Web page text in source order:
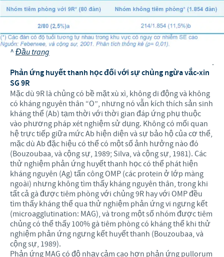
^Đầu trang
.
Phản ứng huyết thanh học đối với sự chủng ngừa vắc-xin
SG 9R
Mặc dù 9R là chủng có bề mặt xù xì, không di động và không
có kháng nguyên thân “O”, nhưng nó vẫn kích thích sản sinh
kháng thể (Ab) tạm thời với thời gian đáp ứng phụ thuộc
vào phương pháp xét nghiệm sử dụng. Không có mối quan
hệ trực tiếp giữa mức Ab hiện diện và sự bảo hộ của cơ thể,
mặc dù Ab đặc hiệu có thể có một số ảnh hưởng nào đó
(Bouzoubaa, và cộng sự, 1989; Silva, và cộng sự, 1981). Các
thử nghiệm phản ứng huyết thanh học có thể phát hiện
kháng nguyên (Ag) tấn công OMP (các protein ở lớp màng
ngoài) nhưng không tìm thấy kháng nguyên thân, trong khi
tất cả gà được tiêm phòng với chủng 9R hay với OMP đều
tìm thấy kháng thể qua thử nghiệm phản ứng vi ngưng kết
(microagglutination: MAG), và trong một số nhóm được tiêm
chủng có thể thấy 100% gà tiêm phòng có kháng thể khi thử
nghiệm phản ứng ngưng kết huyết thanh (Bouzoubaa, và
cộng sự, 1989).
Phản ứng MAG có độ nhạy cảm cao hơn phản ứng pullorum